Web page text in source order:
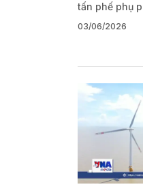
tấn phế phụ phẩm nông nghiệp ., đó
không phải là
nuôi, nguyên
03/06/2026